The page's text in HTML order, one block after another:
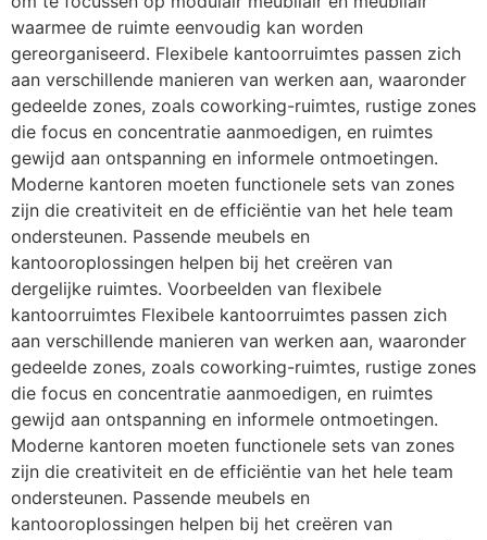
waarmee de ruimte eenvoudig kan worden
gereorganiseerd. Flexibele kantoorruimtes passen zich
aan verschillende manieren van werken aan, waaronder
gedeelde zones, zoals coworking-ruimtes, rustige zones
die focus en concentratie aanmoedigen, en ruimtes
gewijd aan ontspanning en informele ontmoetingen.
Moderne kantoren moeten functionele sets van zones
zijn die creativiteit en de efficiëntie van het hele team
ondersteunen. Passende meubels en
kantooroplossingen helpen bij het creëren van
dergelijke ruimtes. Voorbeelden van flexibele
kantoorruimtes Flexibele kantoorruimtes passen zich
aan verschillende manieren van werken aan, waaronder
gedeelde zones, zoals coworking-ruimtes, rustige zones
die focus en concentratie aanmoedigen, en ruimtes
gewijd aan ontspanning en informele ontmoetingen.
Moderne kantoren moeten functionele sets van zones
zijn die creativiteit en de efficiëntie van het hele team
ondersteunen. Passende meubels en
kantooroplossingen helpen bij het creëren van